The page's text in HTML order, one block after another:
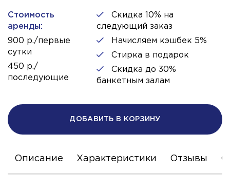
Стоимость
аренды:
900 р./первые
сутки
450 р./
последующие
Скидка 10% на
следующий заказ
Начисляем кэшбек 5%
Стирка в подарок
Скидка до 30%
банкетным залам
ДОБАВИТЬ В КОРЗИНУ
Описание Характеристики Отзывы С